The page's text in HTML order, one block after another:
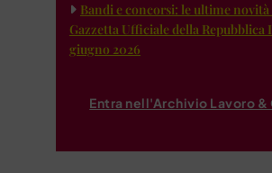
Bandi e concorsi: le ultime novità
Gazzetta Ufficiale della Repubblica
giugno 2026
Entra nell'Archivio Lavoro &